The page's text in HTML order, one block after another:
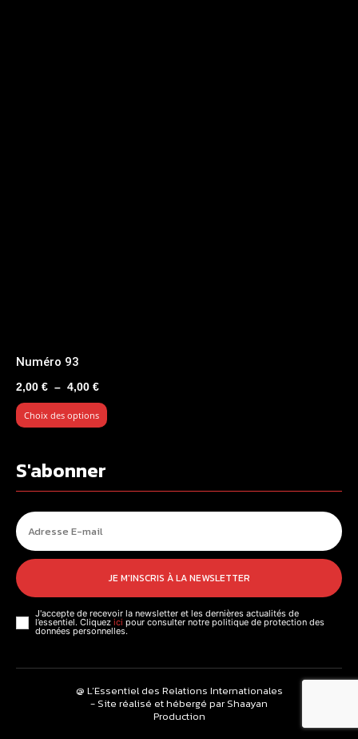
Numéro 93
2,00 € – 4,00 €Plage
de
prix :
4,00 €
Choix des options
S'abonner
JE M'INSCRIS À LA NEWSLETTER
J'accepte de recevoir la newsletter et les dernières actualités de
l’essentiel. Cliquez ici pour consulter notre politique de protection des
données personnelles.
@ L’Essentiel des Relations Internationales
- Site réalisé et hébergé par Shaayan
Production